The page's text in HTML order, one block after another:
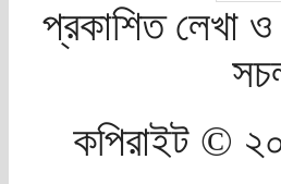
প্রকাশিত লেখা
কপিরাইট ©